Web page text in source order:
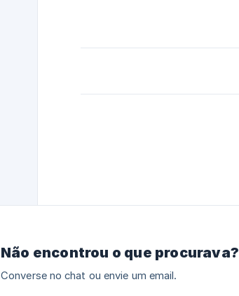
Não encontrou o que procurava?
Converse no chat ou envie um email.